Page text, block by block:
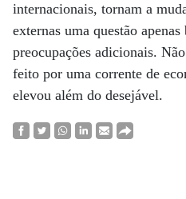
internacionais, tornam a
externas uma questão
preocupações adicionais.
feito por uma corrente de
elevou além do desejável.